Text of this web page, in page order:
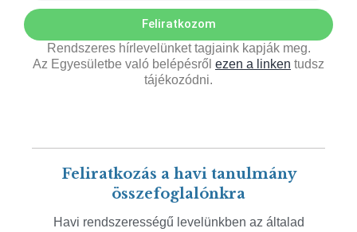
Feliratkozom
Rendszeres hírlevelünket tagjaink kapják meg.
Az Egyesületbe való belépésről ezen a linken tudsz
tájékozódni.
Feliratkozás a havi tanulmány
összefoglalónkra
Havi rendszerességű levelünkben az általad